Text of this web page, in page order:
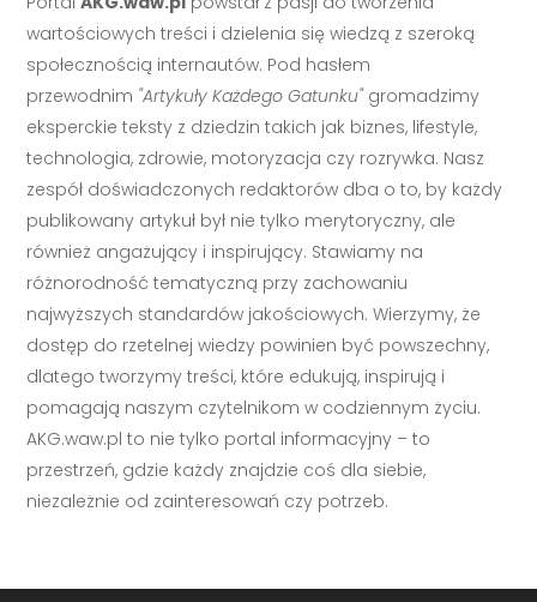
wartościowych treści i dzielenia się wiedzą z szeroką
społecznością internautów. Pod hasłem
przewodnim "Artykuły Każdego Gatunku"gromadzimy
eksperckie teksty z dziedzin takich jak biznes, lifestyle,
technologia, zdrowie, motoryzacja czy rozrywka. Nasz
zespół doświadczonych redaktorów dba o to, by każdy
publikowany artykuł był nie tylko merytoryczny, ale
również angażujący i inspirujący. Stawiamy na
różnorodność tematyczną przy zachowaniu
najwyższych standardów jakościowych. Wierzymy, że
dostęp do rzetelnej wiedzy powinien być powszechny,
dlatego tworzymy treści, które edukują, inspirują i
pomagają naszym czytelnikom w codziennym życiu.
AKG.waw.pl to nie tylko portal informacyjny – to
przestrzeń, gdzie każdy znajdzie coś dla siebie,
niezależnie od zainteresowań czy potrzeb.